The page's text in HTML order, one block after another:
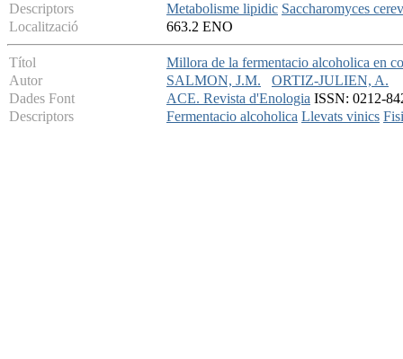
Descriptors
Metabolisme lipidic Saccharomyces
Localització
663.2 ENO
Títol
Millora de la fermentacio alcoholica en
Autor
SALMON, J.M.
ORTIZ-JULIEN, A.
Dades Font
ACE. Revista d'Enologia ISSN: 0212-
Descriptors
Fermentacio alcoholica Llevats vinics